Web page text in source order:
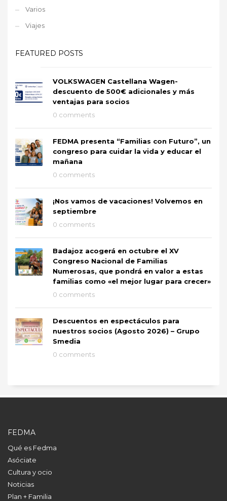
Varios
Viajes
FEATURED POSTS
VOLKSWAGEN Castellana Wagen-
descuento de 500€ adicionales y más
ventajas para socios
0 comments
FEDMA presenta “Familias con Futuro”, un
congreso para cuidar la vida y educar el
mañana
0 comments
¡Nos vamos de vacaciones! Volvemos en
septiembre
0 comments
Badajoz acogerá en octubre el XV
Congreso Nacional de Familias
Numerosas, que pondrá en valor a estas
familias como «el mejor lugar para crecer»
0 comments
Descuentos en espectáculos para
nuestros socios (Agosto 2026) – Grupo
Smedia
0 comments
FEDMA
Qué es Fedma
Asóciate
Cultura y ocio
Noticias
Plan + Familia